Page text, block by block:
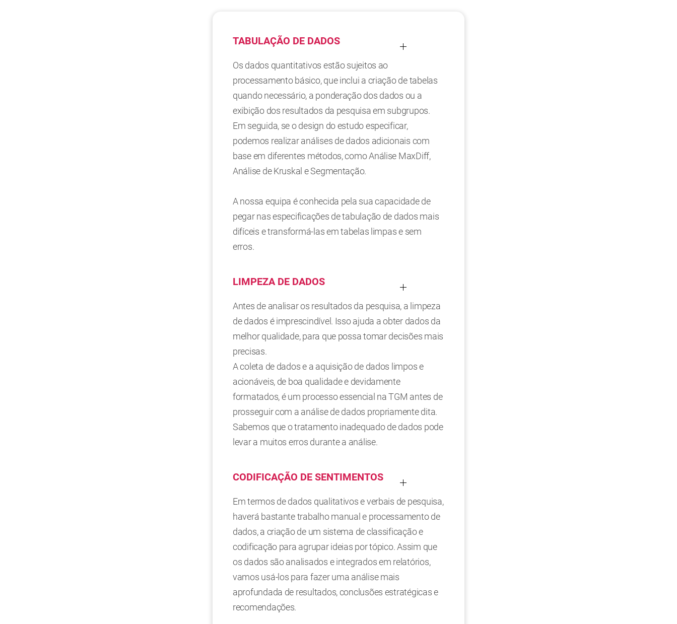
TABULAÇÃO DE DADOS
Os dados quantitativos estão sujeitos ao
processamento básico, que inclui a criação de tabelas
quando necessário, a ponderação dos dados ou a
exibição dos resultados da pesquisa em subgrupos.
Em seguida, se o design do estudo especificar,
podemos realizar análises de dados adicionais com
base em diferentes métodos, como Análise MaxDiff,
Análise de Kruskal e Segmentação.
A nossa equipa é conhecida pela sua capacidade de
pegar nas especificações de tabulação de dados mais
difíceis e transformá-las em tabelas limpas e sem
erros.
LIMPEZA DE DADOS
Antes de analisar os resultados da pesquisa, a limpeza
de dados é imprescindível. Isso ajuda a obter dados da
melhor qualidade, para que possa tomar decisões mais
precisas.
A coleta de dados e a aquisição de dados limpos e
acionáveis, de boa qualidade e devidamente
formatados, é um processo essencial na TGM antes de
prosseguir com a análise de dados propriamente dita.
Sabemos que o tratamento inadequado de dados pode
levar a muitos erros durante a análise.
CODIFICAÇÃO DE SENTIMENTOS
Em termos de dados qualitativos e verbais de pesquisa,
haverá bastante trabalho manual e processamento de
dados, a criação de um sistema de classificação e
codificação para agrupar ideias por tópico. Assim que
os dados são analisados e integrados em relatórios,
vamos usá-los para fazer uma análise mais
aprofundada de resultados, conclusões estratégicas e
recomendações.